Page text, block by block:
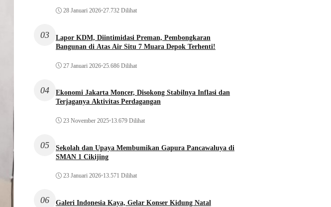
28 Januari 2026•27.732 Dilihat
03
Lapor KDM, Diintimidasi Preman, Pembongkaran
Bangunan di Atas Air Situ 7 Muara Depok Terhenti!
27 Januari 2026•25.686 Dilihat
04
Ekonomi Jakarta Moncer, Disokong Stabilnya Inflasi dan
Terjaganya Aktivitas Perdagangan
23 November 2025•13.679 Dilihat
05
Sekolah dan Upaya Membumikan Gapura Pancawaluya di
SMAN 1 Cikijing
23 Januari 2026•13.571 Dilihat
06
Galeri Indonesia Kaya, Gelar Konser Kidung Natal